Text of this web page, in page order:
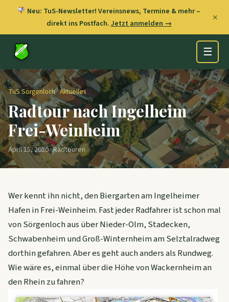
Neu: TuS-Newsletter! Vereinsnews, Termine & mehr –
direkt ins Postfach.Jetzt anmelden →
✕
☰
TuS Sörgenloch·Aktuelles
Radtour nach Ingelheim
Frei-Weinheim
April 15, 2020 · Radtouren
Wer kennt ihn nicht, den Biergarten am Ingelheimer
Hafen in Frei-Weinheim. Fast jeder Radfahrer ist schon mal
von Sörgenloch aus über Nieder-Olm, Stadecken,
Schwabenheim und Groß-Winternheim am Selztalradweg
dorthin gefahren. Aber es geht auch anders als Rundweg.
Wie wäre es, einmal über die Höhe von Wackernheim an
den Rhein zu fahren?